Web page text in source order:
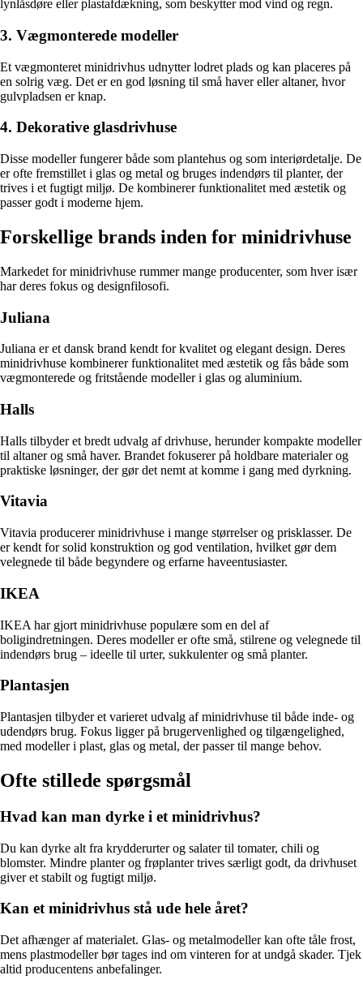
lynlåsdøre eller plastafdækning, som beskytter mod vind og regn.
3. Vægmonterede modeller
Et vægmonteret minidrivhus udnytter lodret plads og kan placeres på
en solrig væg. Det er en god løsning til små haver eller altaner, hvor
gulvpladsen er knap.
4. Dekorative glasdrivhuse
Disse modeller fungerer både som plantehus og som interiørdetalje. De
er ofte fremstillet i glas og metal og bruges indendørs til planter, der
trives i et fugtigt miljø. De kombinerer funktionalitet med æstetik og
passer godt i moderne hjem.
Forskellige brands inden for minidrivhuse
Markedet for minidrivhuse rummer mange producenter, som hver især
har deres fokus og designfilosofi.
Juliana
Juliana er et dansk brand kendt for kvalitet og elegant design. Deres
minidrivhuse kombinerer funktionalitet med æstetik og fås både som
vægmonterede og fritstående modeller i glas og aluminium.
Halls
Halls tilbyder et bredt udvalg af drivhuse, herunder kompakte modeller
til altaner og små haver. Brandet fokuserer på holdbare materialer og
praktiske løsninger, der gør det nemt at komme i gang med dyrkning.
Vitavia
Vitavia producerer minidrivhuse i mange størrelser og prisklasser. De
er kendt for solid konstruktion og god ventilation, hvilket gør dem
velegnede til både begyndere og erfarne haveentusiaster.
IKEA
IKEA har gjort minidrivhuse populære som en del af
boligindretningen. Deres modeller er ofte små, stilrene og velegnede til
indendørs brug – ideelle til urter, sukkulenter og små planter.
Plantasjen
Plantasjen tilbyder et varieret udvalg af minidrivhuse til både inde- og
udendørs brug. Fokus ligger på brugervenlighed og tilgængelighed,
med modeller i plast, glas og metal, der passer til mange behov.
Ofte stillede spørgsmål
Hvad kan man dyrke i et minidrivhus?
Du kan dyrke alt fra krydderurter og salater til tomater, chili og
blomster. Mindre planter og frøplanter trives særligt godt, da drivhuset
giver et stabilt og fugtigt miljø.
Kan et minidrivhus stå ude hele året?
Det afhænger af materialet. Glas- og metalmodeller kan ofte tåle frost,
mens plastmodeller bør tages ind om vinteren for at undgå skader. Tjek
altid producentens anbefalinger.